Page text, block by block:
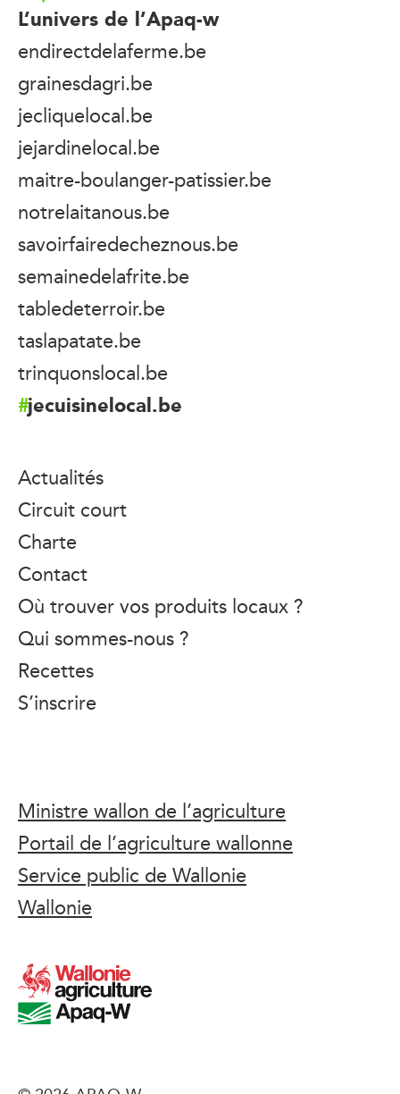
L’univers de l’Apaq-w
endirectdelaferme.be
grainesdagri.be
jecliquelocal.be
jejardinelocal.be
maitre-boulanger-patissier.be
notrelaitanous.be
savoirfairedecheznous.be
semainedelafrite.be
tabledeterroir.be
taslapatate.be
trinquonslocal.be
jecuisinelocal.be
Actualités
Circuit court
Charte
Contact
Où trouver vos produits locaux ?
Qui sommes-nous ?
Recettes
S’inscrire
Ministre wallon de l’agriculture
Portail de l’agriculture wallonne
Service public de Wallonie
Wallonie